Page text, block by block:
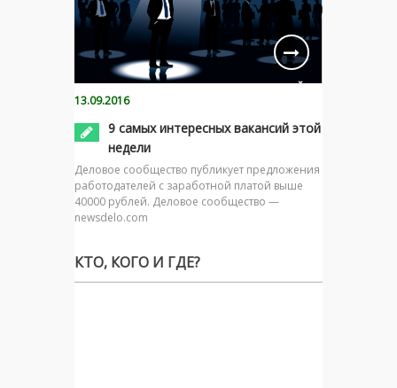
13.09.2016
9 самых интересных вакансий этой
недели
Деловое сообщество публикует предложения
работодателей с заработной платой выше
40000 рублей. Деловое сообщество —
newsdelo.com
КТО, КОГО И ГДЕ?